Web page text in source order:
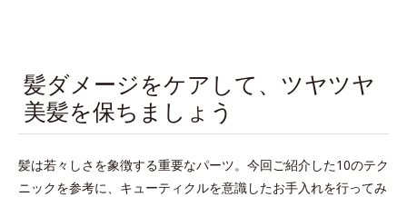
髪ダメージをケアして、ツヤツヤ
美髪を保ちましょう
髪は若々しさを象徴する重要なパーツ。今回ご紹介した10のテク
ニックを参考に、キューティクルを意識したお手入れを行ってみ